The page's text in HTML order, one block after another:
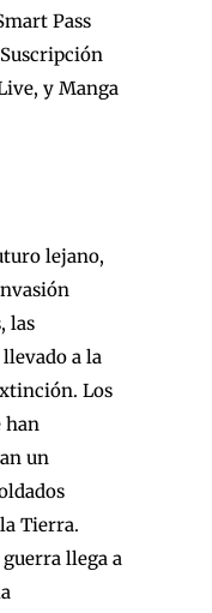
Pass
y Manga
lejano,
las
a la
Los
han
un
Tierra.
guerra llega a